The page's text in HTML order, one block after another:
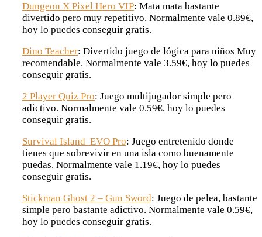
Dungeon X Pixel Hero VIP: Mata mata bastante
divertido pero muy repetitivo. Normalmente vale 0.89€,
hoy lo puedes conseguir gratis.
Dino Teacher: Divertido juego de lógica para niños Muy
recomendable. Normalmente vale 3.59€, hoy lo puedes
conseguir gratis.
2 Player Quiz Pro: Juego multijugador simple pero
adictivo. Normalmente vale 0.59€, hoy lo puedes
conseguir gratis.
Survival Island EVO Pro: Juego entretenido donde
tienes que sobrevivir en una isla como buenamente
puedas. Normalmente vale 1.19€, hoy lo puedes
conseguir gratis.
Stickman Ghost 2 – Gun Sword: Juego de pelea, bastante
simple pero bastante adictivo. Normalmente vale 0.59€,
hoy lo puedes conseguir gratis.